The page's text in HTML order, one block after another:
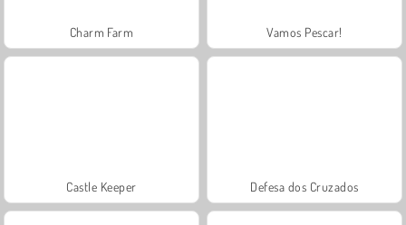
Charm Farm Vamos Pescar!
Castle Keeper Defesa dos Cruzados